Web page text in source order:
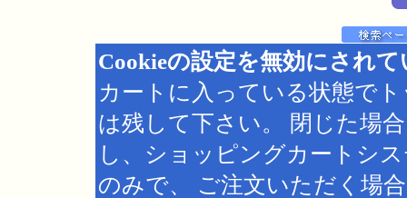
Cookieの設定を無効にされ
カートに入っている状態で
は残して下さい。 閉じた場
し、ショッピングカートシ
のみで、 ご注文いただく場